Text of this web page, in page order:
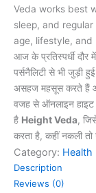
Veda works best
sleep, and
age, lifestyle,
आज के प्रतिस्पर्धी दौर
पर्सनैलिटी से भी जुड़ी
असहज महसूस करते हैं
वजह से ऑनलाइन हाइट
है Height Veda,
करता है, कहीं नकली
Category: Health
Description
Reviews (0)